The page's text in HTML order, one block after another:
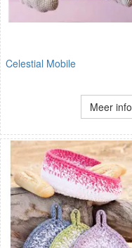
Celestial Mobile
Meer info